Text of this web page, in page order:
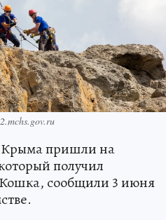
пришли на
получил
сообщили 3 июня